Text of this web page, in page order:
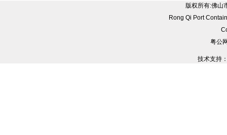
版权所有:佛山
Rong Qi Port
粤公
技术支持